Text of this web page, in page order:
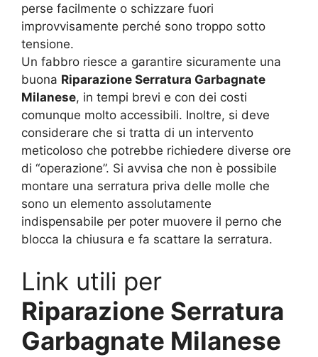
perse facilmente o schizzare fuori
improvvisamente perché sono troppo sotto
tensione.
Un fabbro riesce a garantire sicuramente una
buona Riparazione Serratura Garbagnate
Milanese, in tempi brevi e con dei costi
comunque molto accessibili. Inoltre, si deve
considerare che si tratta di un intervento
meticoloso che potrebbe richiedere diverse ore
di “operazione”. Si avvisa che non è possibile
montare una serratura priva delle molle che
sono un elemento assolutamente
indispensabile per poter muovere il perno che
blocca la chiusura e fa scattare la serratura.
Link utili per
Riparazione Serratura
Garbagnate Milanese